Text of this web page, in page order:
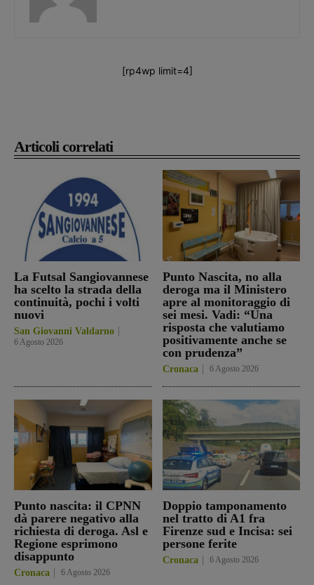
Articoli correlati
La Futsal Sangiovannese
ha scelto la strada della
continuità, pochi i volti
nuovi
San Giovanni Valdarno
6 Agosto 2026
Punto Nascita, no alla
deroga ma il Ministero
apre al monitoraggio di
sei mesi. Vadi: “Una
risposta che valutiamo
positivamente anche se
con prudenza”
Cronaca 6 Agosto 2026
Punto nascita: il CPNN
dà parere negativo alla
richiesta di deroga. Asl e
Regione esprimono
disappunto
Cronaca 6 Agosto 2026
Doppio tamponamento
nel tratto di A1 fra
Firenze sud e Incisa: sei
persone ferite
Cronaca 6 Agosto 2026
[rp4wp limit=4]